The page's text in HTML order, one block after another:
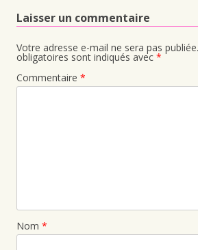
Laisser un commentaire
Votre adresse e-mail ne sera pas publiée.
obligatoires sont indiqués avec *
Commentaire *
Nom *